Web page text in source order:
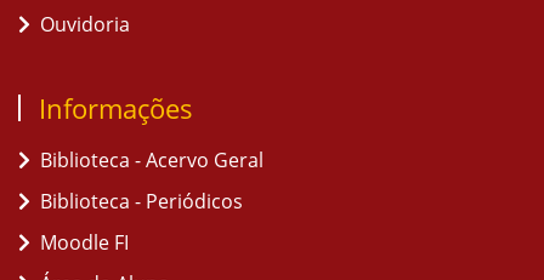
Ouvidoria
Informações
Biblioteca - Acervo Geral
Biblioteca - Periódicos
Moodle FI